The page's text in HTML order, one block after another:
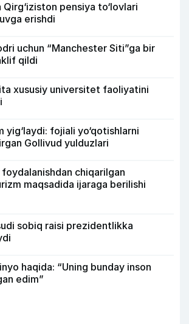
Qirg‘iziston pensiya to‘lovlari
erishdi
uchun “Manchester Siti”ga bir
qildi
xususiy universitet faoliyatini
yig‘laydi: fojiali yo‘qotishlarni
Gollivud yulduzlari
chiqarilgan
maqsadida ijaraga berilishi
sobiq raisi prezidentlikka
haqida: “Uning bunday inson
edim”